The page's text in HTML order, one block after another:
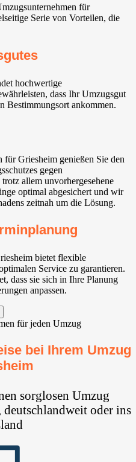
für
Serie von Vorteilen, die
hochwertige
dass Ihr Umzugsgut
Bestimmungsort ankommen.
für Griesheim genießen Sie den
gegen
allem unvorhergesehene
optimal abgesichert und wir
zeitnah um die Lösung.
bietet flexible
Service zu garantieren.
dass sie sich in Ihre Planung
anpassen.
bei Ihrem Umzug
sorglosen Umzug
oder ins